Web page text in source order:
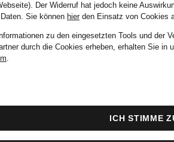
Der Widerruf hat jedoch keine
Sie können hierden Einsatz von Cookies
zu den eingesetzten Tools und der
durch die Cookies erheben, erhalten Sie in
.
ICH STIMME